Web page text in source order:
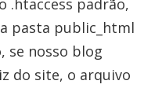
.htaccess padrão,
pasta public_html
se nosso blog
do site, o arquivo